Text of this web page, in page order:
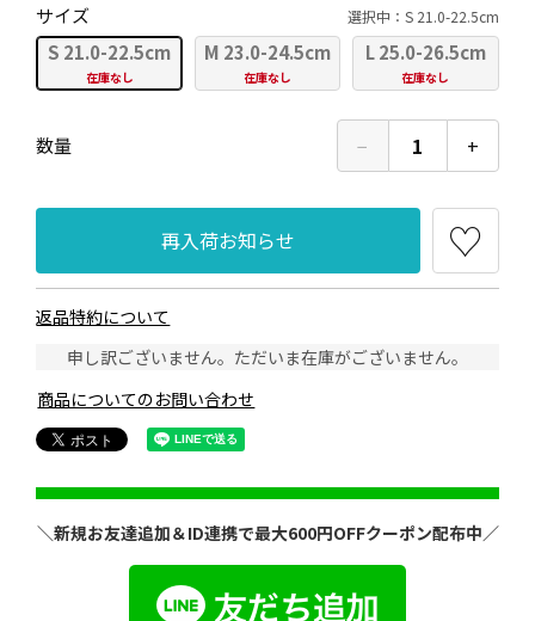
サイズ 選択中：S 21.0-22.5cm
S 21.0-22.5cm
在庫なし
M 23.0-24.5cm
在庫なし
L 25.0-26.5cm
在庫なし
数量 − 1 +
再入荷お知らせ
返品特約について
申し訳ございません。ただいま在庫がございません。
商品についてのお問い合わせ
＼新規お友達追加＆ID連携で最大600円OFFクーポン配布中／